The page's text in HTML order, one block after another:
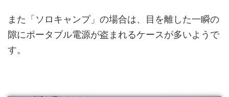
また「ソロキャンプ」の場合は、 目を離した一瞬の
隙にポータブル電源が盗まれるケースが多いようで
す。